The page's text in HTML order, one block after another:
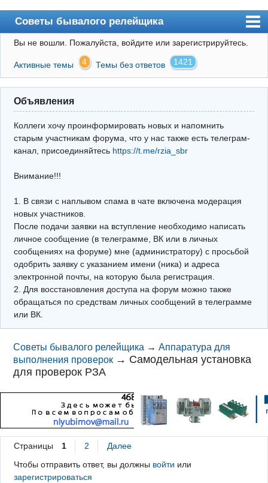
Советы бывалого релейщика
Форум
Правила
Поиск
Регистрация
Архив
Почта
Поиск релейщика
Видео РЗиА
Фотохостинг
Телеграм
Вы не вошли. Пожалуйста, войдите или зарегистрируйтесь.
Активные темы 4 Темы без ответов 1421
Объявления
Коллеги хочу проинформировать новых и напомнить
старым участникам форума, что у нас также есть телеграм-
канал, присоединяйтесь https://t.me/rzia_sbr
Внимание!!!
1. В связи с наплывом спама в чате включена модерация
новых участников.
После подачи заявки на вступление необходимо написать
личное сообщение (в телеграмме, ВК или в личных
сообщениях на форуме) мне (администратору) с просьбой
одобрить заявку с указанием имени (ника) и адреса
электронной почты, на которую была регистрация.
2. Для восстановления доступа на форум можно также
обращаться по средствам личных сообщений в телеграмме
или ВК.
Советы бывалого релейщика →Аппаратура для
выполнения проверок → Самодельная установка
для проверок РЗА
Страницы 1 2
Далее
Чтобы отправить ответ, вы должны войти или
зарегистрироваться